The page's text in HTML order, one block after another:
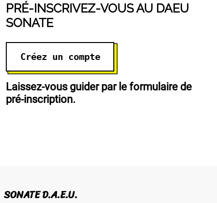
PRÉ-INSCRIVEZ-VOUS AU DAEU
SONATE
Créez un compte
Laissez-vous guider par le formulaire de
pré-inscription.
SONATE D.A.E.U.